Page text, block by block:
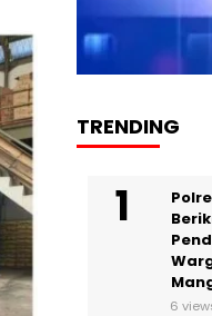
TRENDING
6